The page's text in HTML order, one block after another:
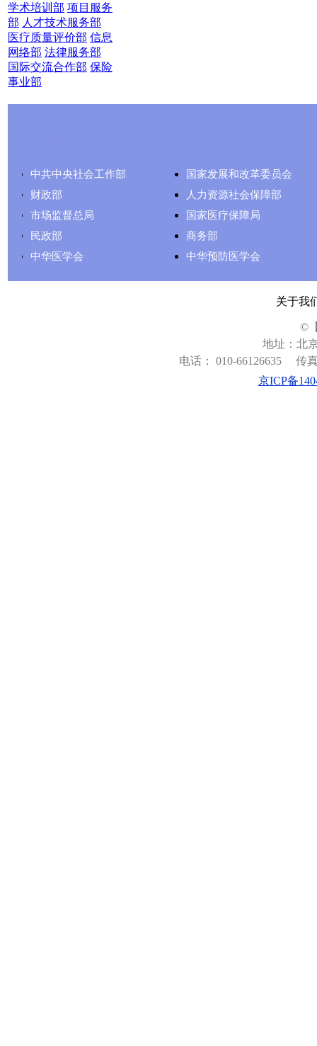
学术培训部 项目服务
部 人才技术服务部
医疗质量评价部 信息
网络部 法律服务部
国际交流合作部 保险
事业部
中共中央社会工作部
国家发展和改革委员会
财政部
人力资源社会保障部
市场监督总局
国家医疗保障局
民政部
商务部
中华医学会
中华预防医学会
关于我
©
地址：北
电话： 010-66126635
传
京ICP备